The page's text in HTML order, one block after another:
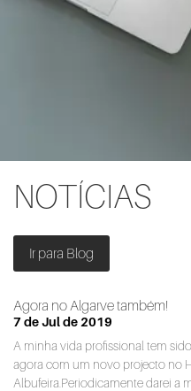
NOTÍCIAS
Ir para Blog
Agora no Algarve também!
7 de Jul de 2019
A minha vida profissional tem
agora com um novo projecto no
Albufeira.Periodicamente darei a